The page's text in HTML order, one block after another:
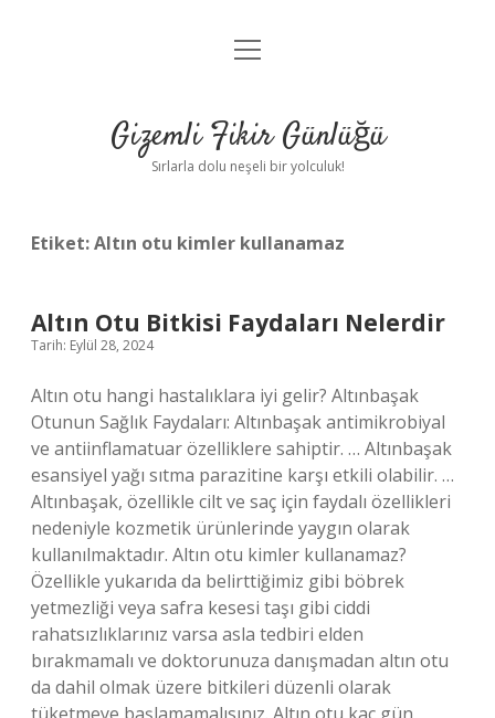
Anasayfa
Yasal Uyarı
menüyü
Gizemli Fikir Günlüğü
Sırlarla dolu neşeli bir yolculuk!
Etiket:Altın otu kimler kullanamaz
Altın Otu Bitkisi Faydaları Nelerdir
Tarih: Eylül 28, 2024
Altın otu hangi hastalıklara iyi gelir? Altınbaşak
Otunun Sağlık Faydaları: Altınbaşak antimikrobiyal
ve antiinflamatuar özelliklere sahiptir. … Altınbaşak
esansiyel yağı sıtma parazitine karşı etkili olabilir. …
Altınbaşak, özellikle cilt ve saç için faydalı özellikleri
nedeniyle kozmetik ürünlerinde yaygın olarak
kullanılmaktadır. Altın otu kimler kullanamaz?
Özellikle yukarıda da belirttiğimiz gibi böbrek
yetmezliği veya safra kesesi taşı gibi ciddi
rahatsızlıklarınız varsa asla tedbiri elden
bırakmamalı ve doktorunuza danışmadan altın otu
da dahil olmak üzere bitkileri düzenli olarak